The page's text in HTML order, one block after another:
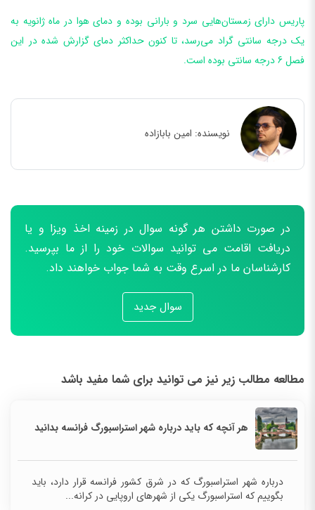
پاریس دارای زمستان‌هایی سرد و بارانی بوده و دمای هوا در ماه ژانویه به
یک درجه سانتی گراد می‌رسد، تا کنون حداکثر دمای گزارش شده در این
فصل 6 درجه سانتی بوده است.
نویسنده: امین بابازاده
در صورت داشتن هر گونه سوال در زمینه اخذ ویزا و یا
دریافت اقامت می توانید سوالات خود را از ما بپرسید.
کارشناسان ما در اسرع وقت به شما جواب خواهند داد.
سوال جدید
مطالعه مطالب زیر نیز می توانید برای شما مفید باشد
هر آنچه که باید درباره شهر استراسبورگ فرانسه بدانید
درباره شهر استراسبورگ که در شرق کشور فرانسه قرار دارد، باید
بگوییم که استراسبورگ یکی از شهرهای اروپایی در کرانه...